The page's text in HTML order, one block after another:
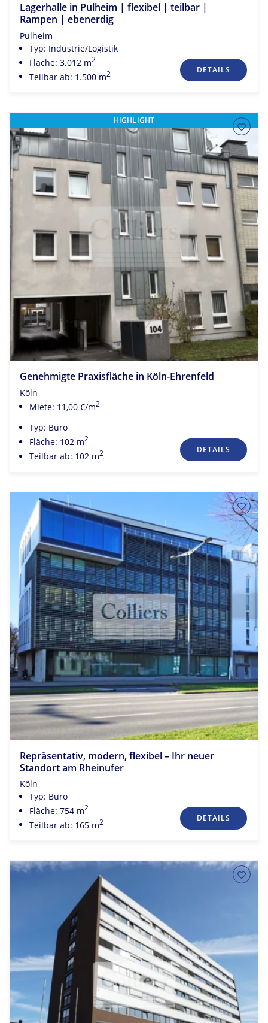
Lagerhalle in Pulheim | flexibel | teilbar |
Rampen | ebenerdig
Pulheim
Typ: Industrie/Logistik
Fläche: 3.012 m2
Teilbar ab: 1.500 m2 DETAILS
HIGHLIGHT
Genehmigte Praxisfläche in Köln-Ehrenfeld
Köln
Miete: 11,00 €/m2
Typ: Büro
Fläche: 102 m2
Teilbar ab: 102 m2 DETAILS
Repräsentativ, modern, flexibel – Ihr neuer
Standort am Rheinufer
Köln
Typ: Büro
Fläche: 754 m2
Teilbar ab: 165 m2 DETAILS